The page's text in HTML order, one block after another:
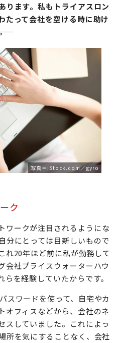
ります。私もトライアスロン
たって会社を空ける時に助け
写真＝iStock.com／gyro
ク
ワークが注目されるようにな
分にとっては目新しいもので
れ20年ほど前に私が勤務して
会社プライスウォーターハウ
を経験していたからです。
スワードを使って、自宅やカ
オフィスなどから、会社のネ
スしていました。これによっ
所を気にすることなく、会社